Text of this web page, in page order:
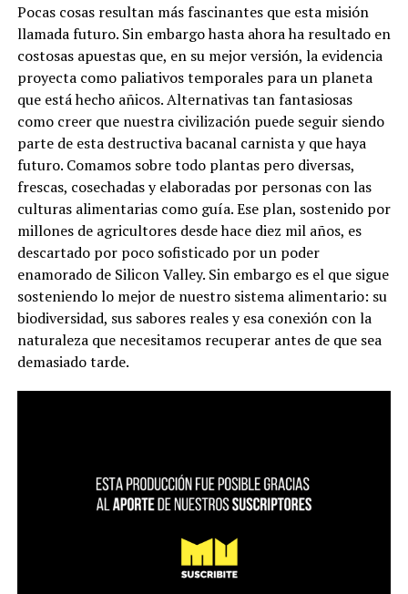
Pocas cosas resultan más fascinantes que esta misión
llamada futuro. Sin embargo hasta ahora ha resultado en
costosas apuestas que, en su mejor versión, la evidencia
proyecta como paliativos temporales para un planeta
que está hecho añicos. Alternativas tan fantasiosas
como creer que nuestra civilización puede seguir siendo
parte de esta destructiva bacanal carnista y que haya
futuro. Comamos sobre todo plantas pero diversas,
frescas, cosechadas y elaboradas por personas con las
culturas alimentarias como guía. Ese plan, sostenido por
millones de agricultores desde hace diez mil años, es
descartado por poco sofisticado por un poder
enamorado de Silicon Valley. Sin embargo es el que sigue
sosteniendo lo mejor de nuestro sistema alimentario: su
biodiversidad, sus sabores reales y esa conexión con la
naturaleza que necesitamos recuperar antes de que sea
demasiado tarde.